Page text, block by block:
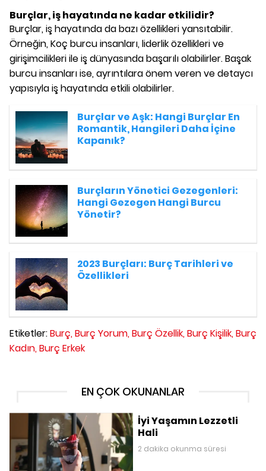
Burçlar, iş hayatında ne kadar etkilidir?
Burçlar, iş hayatında da bazı özellikleri yansıtabilir.
Örneğin, Koç burcu insanları, liderlik özellikleri ve
girişimcilikleri ile iş dünyasında başarılı olabilirler. Başak
burcu insanları ise, ayrıntılara önem veren ve detaycı
yapısıyla iş hayatında etkili olabilirler.
Burçlar ve Aşk: Hangi Burçlar En
Romantik, Hangileri Daha İçine
Kapanık?
Burçların Yönetici Gezegenleri:
Hangi Gezegen Hangi Burcu
Yönetir?
2023 Burçları: Burç Tarihleri ve
Özellikleri
Etiketler:Burç,Burç Yorum,Burç Özellik,Burç Kişilik,Burç
Kadın,Burç Erkek
EN ÇOK OKUNANLAR
İyi Yaşamın Lezzetli
Hali
2 dakika okunma süresi